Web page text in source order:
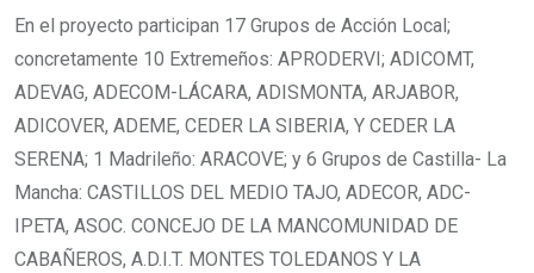
En el proyecto participan 17 Grupos de Acción Local;
concretamente 10 Extremeños: APRODERVI; ADICOMT,
ADEVAG, ADECOM-LÁCARA, ADISMONTA, ARJABOR,
ADICOVER, ADEME, CEDER LA SIBERIA, Y CEDER LA
SERENA; 1 Madrileño: ARACOVE; y 6 Grupos de Castilla- La
Mancha: CASTILLOS DEL MEDIO TAJO, ADECOR, ADC-
IPETA, ASOC. CONCEJO DE LA MANCOMUNIDAD DE
CABAÑEROS, A.D.I.T. MONTES TOLEDANOS Y LA